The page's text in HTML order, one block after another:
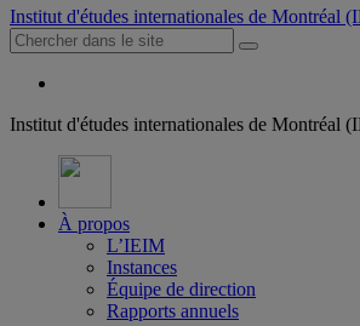
Institut d'études internationales de Montréal
Institut d'études internationales de Montréal
À propos
L’IEIM
Instances
Équipe de direction
Rapports annuels